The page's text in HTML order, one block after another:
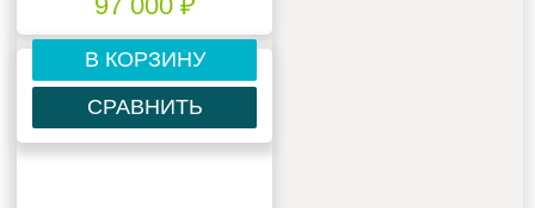
70HNN/EKA-FCX
В КОРЗИНУ
СРАВНИТЬ